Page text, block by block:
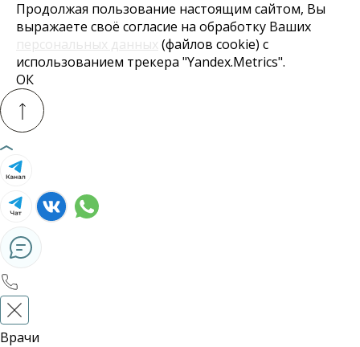
Продолжая пользование настоящим сайтом, Вы
выражаете своё согласие на обработку Ваших
персональных данных (файлов cookie) с
использованием трекера "Yandex.Metrics".
ОК
Врачи